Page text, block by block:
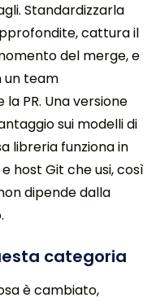
Standardizzarla
cattura il
del merge, e
un team
PR. Una versione
sui modelli di
libreria funziona in
host Git che usi, così
dipende dalla
categoria
è cambiato,